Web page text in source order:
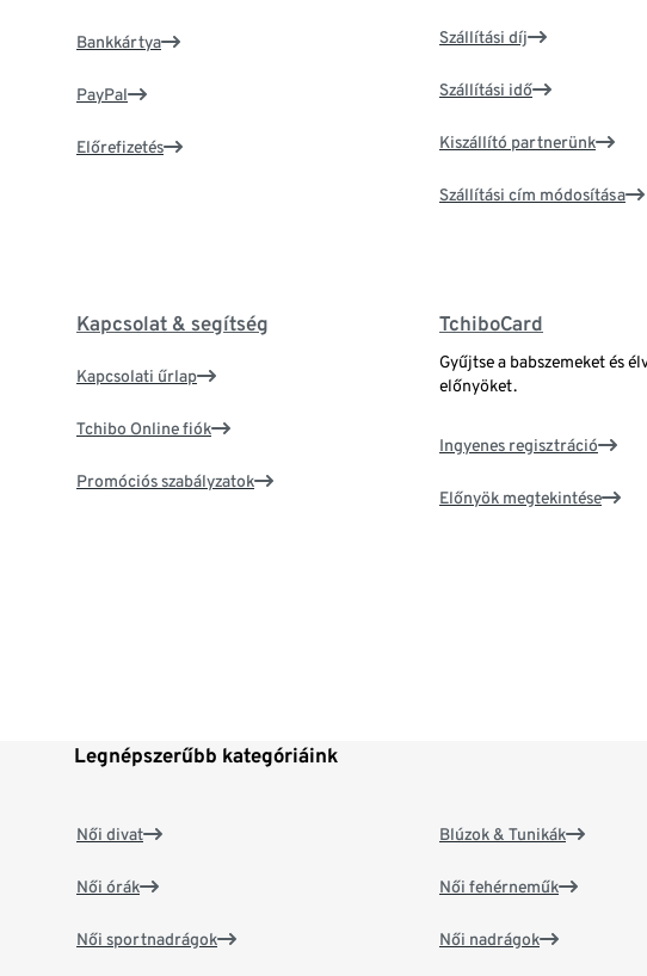
Bankkártya
PayPal
Előrefizetés
Szállítási díj
Szállítási idő
Kiszállító partnerünk
Szállítási cím módosítása
Kapcsolat & segítség
Kapcsolati űrlap
Tchibo Online fiók
Promóciós szabályzatok
TchiboCard
Gyűjtse a babszemeket és
előnyöket.
Ingyenes regisztráció
Előnyök megtekintése
Legnépszerűbb kategóriáink
Női divat
Női órák
Női sportnadrágok
Blúzok & Tunikák
Női fehérneműk
Női nadrágok